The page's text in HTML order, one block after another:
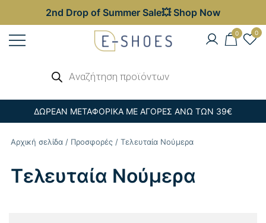
2nd Drop of Summer Sale💥 Shop Now
Παπούτσια – Επώνυμες Τσάντες στις
0 0
προϊόντων
ΔΩΡΕΑΝ ΜΕΤΑΦΟΡΙΚΑ ΜΕ ΑΓΟΡΕΣ ΑΝΩ ΤΩΝ 39€
Αρχική σελίδα / Προσφορές / Τελευταία Νούμερα
Τελευταία Νούμερα